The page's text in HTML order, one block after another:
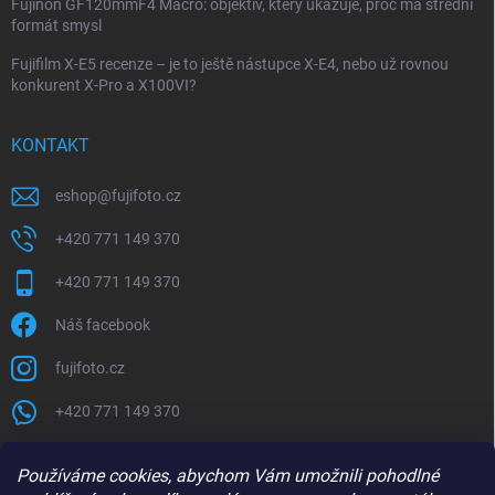
Používáme cookies, abychom Vám umožnili pohodlné
Fujinon GF120mmF4 Macro: objektiv, který ukazuje, proč má střední
formát smysl
Fujifilm X-E5 recenze – je to ještě nástupce X-E4, nebo už rovnou
konkurent X-Pro a X100VI?
KONTAKT
eshop@fujifoto.cz
+420 771 149 370
+420 771 149 370
Náš facebook
fujifoto.cz
+420 771 149 370
PŘIJÍMÁME ONLINE PLATBY